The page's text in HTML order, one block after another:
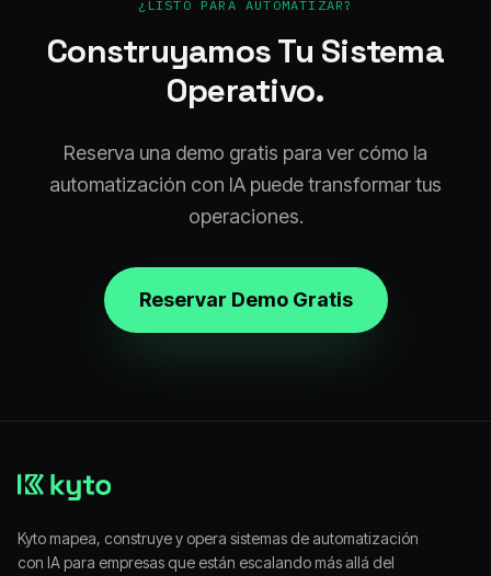
¿LISTO PARA AUTOMATIZAR?
Construyamos Tu Sistema
Operativo.
Reserva una demo gratis para ver cómo la
automatización con IA puede transformar tus
operaciones.
Reservar Demo Gratis
Kyto mapea, construye y opera sistemas de automatización
con IA para empresas que están escalando más allá del